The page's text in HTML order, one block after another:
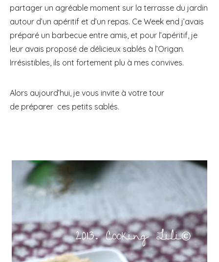
partager un agréable moment sur la terrasse du jardin
autour d’un apéritif et d’un repas. Ce Week end j’avais
préparé un barbecue entre amis, et pour l’apéritif, je
leur avais proposé de délicieux sablés à l’Origan.
Irrésistibles, ils ont fortement plu à mes convives.
Alors aujourd’hui, je vous invite à votre tour
de préparer ces petits sablés.